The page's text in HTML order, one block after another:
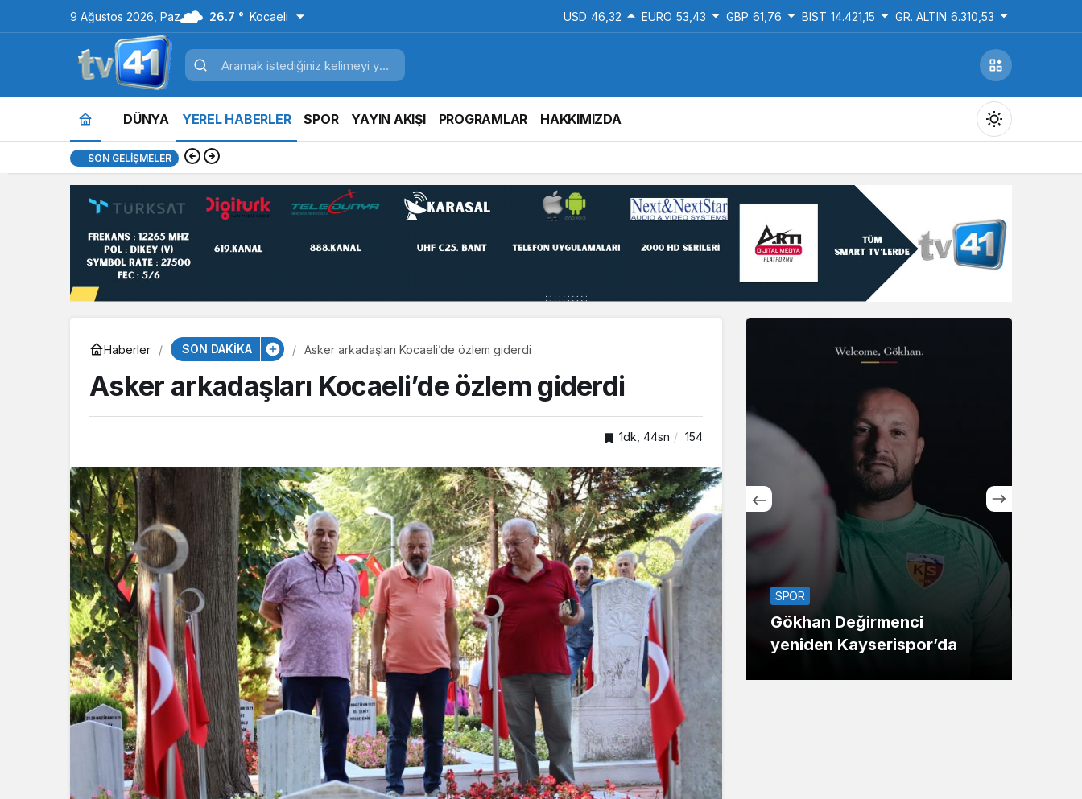
9 Ağustos 2026, Paz 26.7 ° Kocaeli USD 46,32 EURO 53,43 GBP 61,76 BIST 14.421,15 GR. ALTIN 6.310,53
DÜNYA YEREL HABERLER SPOR YAYIN AKIŞI PROGRAMLAR HAKKIMIZDA
Gündüz Modu
Gündüz modunu seçin.
Sistem modunu seçin.
SON GELIŞMELER
Haberler SON DAKİKA Asker arkadaşları Kocaeli’de özlem giderdi
Asker arkadaşları Kocaeli’de özlem giderdi
1dk, 44sn 154
GENEL
Kandıra’daki tüm sahillerde
denize girmek yasaklandı
Akış
Çalıların arasına sıkışan
balıkçıl kuşun imdadına
itfaiye yetişti
SPOR
Gökhan Değirmenci
yeniden Kayserispor’da